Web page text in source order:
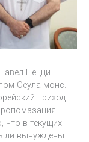
Пецци
Сеула монс.
приход
что в текущих
вынуждены